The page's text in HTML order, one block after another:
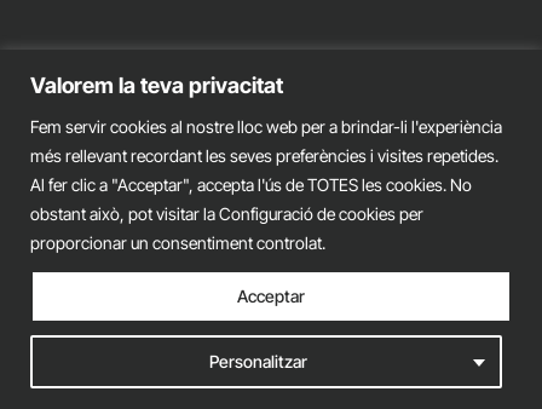
Valorem la teva privacitat
Fem servir cookies al nostre lloc web per a brindar-li l'experiència
més rellevant recordant les seves preferències i visites repetides.
Al fer clic a "Acceptar", accepta l'ús de TOTES les cookies. No
obstant això, pot visitar la Configuració de cookies per
proporcionar un consentiment controlat.
Personalitzar
Acceptar
Legal advicePrivacy policyCookies policy
iònic.web